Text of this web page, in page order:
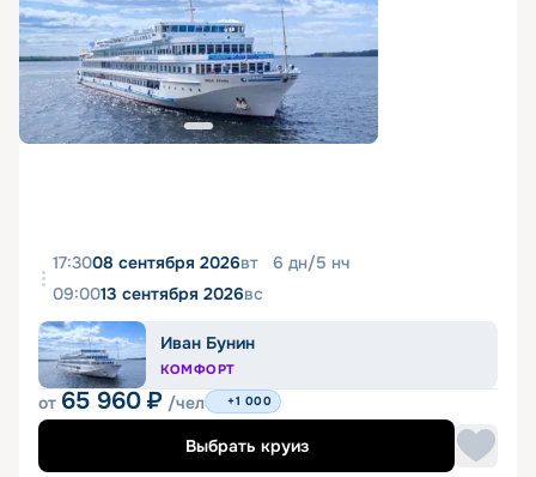
17:3008 сентября 2026вт 6 дн/5 нч
09:0013 сентября 2026вс
Иван Бунин
КОМФОРТ
от 65 960 ₽ /чел +1 000
Выбрать круиз